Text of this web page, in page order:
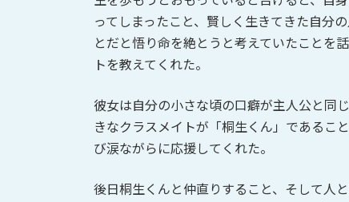
ってしまったこと、賢しく生きてきた自分
とだと悟り命を絶とうと考えていたことを
トを教えてくれた。
彼女は自分の小さな頃の口癖が主人公と同
きなクラスメイトが「桐生くん」であるこ
び涙ながらに応援してくれた。
後日桐生くんと仲直りすること、そして人